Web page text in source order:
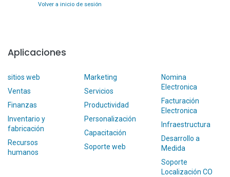
Volver a inicio de sesión
Aplicaciones
sitios web
Ventas
Finanzas
Inventario y
fabricación
Recursos
humanos
Marketing
Servicios
Productividad
Personalización
Capacitación
Soporte web
Nomina
Electronica
Facturación
Electronica
Infraestructura
Desarrollo a
Medida
Soporte
Localización CO